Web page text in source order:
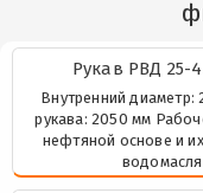
Рукав РВД 25-
Внутренний
рукава: 2050 мм
нефтяной основе и